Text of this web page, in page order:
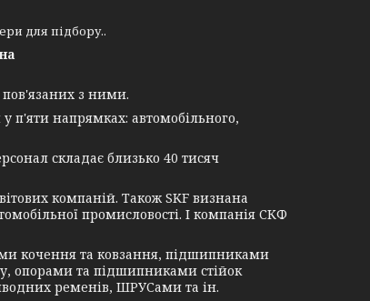
для підбору..
пов'язаних з ними.
п'яти напрямках: автомобільного,
складає близько 40 тисяч
компаній. Також SKF визнана
промисловості. І компанія СКФ
кочення та ковзання, підшипниками
опорами та підшипниками стійок
ременів, ШРУСами та ін.